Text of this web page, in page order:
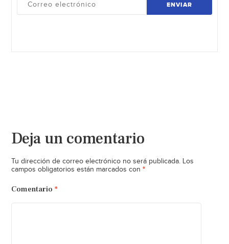
ENVIAR
Deja un comentario
Tu dirección de correo electrónico no será publicada. Los
campos obligatorios están marcados con *
Comentario *